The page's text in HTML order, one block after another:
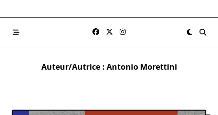
Auteur/autrice : Antonio Morettini